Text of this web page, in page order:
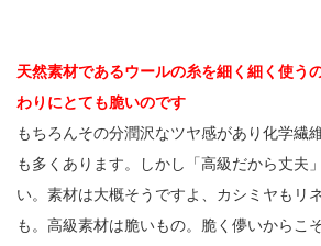
天然素材であるウールの糸を細く細く使う
わりにとても脆いのです
もちろんその分潤沢なツヤ感があり化学繊
も多くあります。しかし「高級だから丈夫
い。素材は大概そうですよ、カシミヤもリ
も。高級素材は脆いもの。脆く儚いからこ